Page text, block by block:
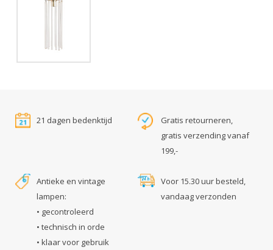
21 dagen bedenktijd
Gratis retourneren,
gratis verzending vanaf
199,-
Antieke en vintage
lampen:
• gecontroleerd
• technisch in orde
• klaar voor gebruik
Voor 15.30 uur besteld,
vandaag verzonden